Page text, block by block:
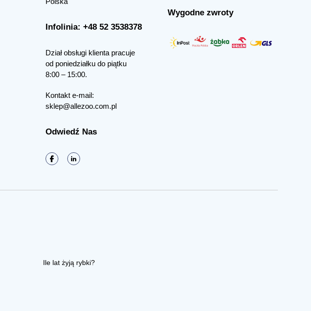
Infolinia: +48 52 3538378
Dział obsługi klienta pracuje
od poniedziałku do piątku
8:00 – 15:00.
Kontakt e-mail:
sklep@allezoo.com.pl
Odwiedź Nas
Wygodne zwroty
Ile lat żyją rybki?